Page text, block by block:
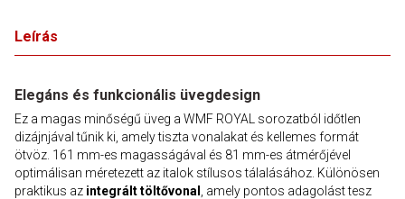
Leírás
Elegáns és funkcionális üvegdesign
Ez a magas minőségű üveg a WMF ROYAL sorozatból időtlen
dizájnjával tűnik ki, amely tiszta vonalakat és kellemes formát
ötvöz. 161 mm-es magasságával és 81 mm-es átmérőjével
optimálisan méretezett az italok stílusos tálalásához. Különösen
praktikus az integrált töltővonal
, amely pontos adagolást tesz